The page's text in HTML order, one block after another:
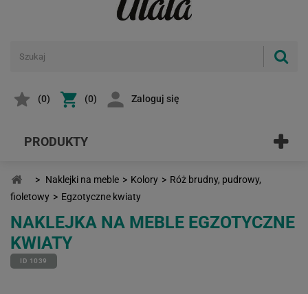
(0) (0) Zaloguj się
PRODUKTY
> Naklejki na meble > Kolory > Róż brudny, pudrowy,
fioletowy > Egzotyczne kwiaty
NAKLEJKA NA MEBLE EGZOTYCZNE
KWIATY
ID 1039